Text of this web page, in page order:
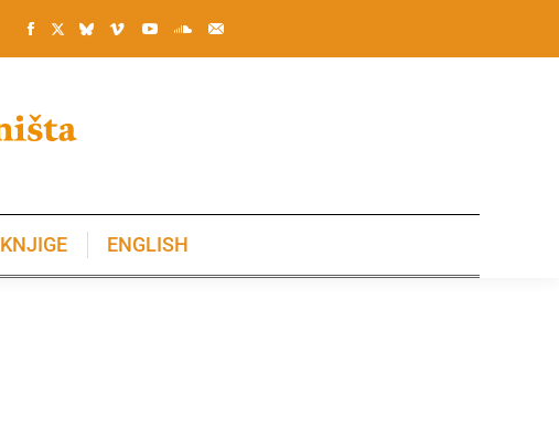
KNJIGE ENGLISH
KNJIGE ENGLISH